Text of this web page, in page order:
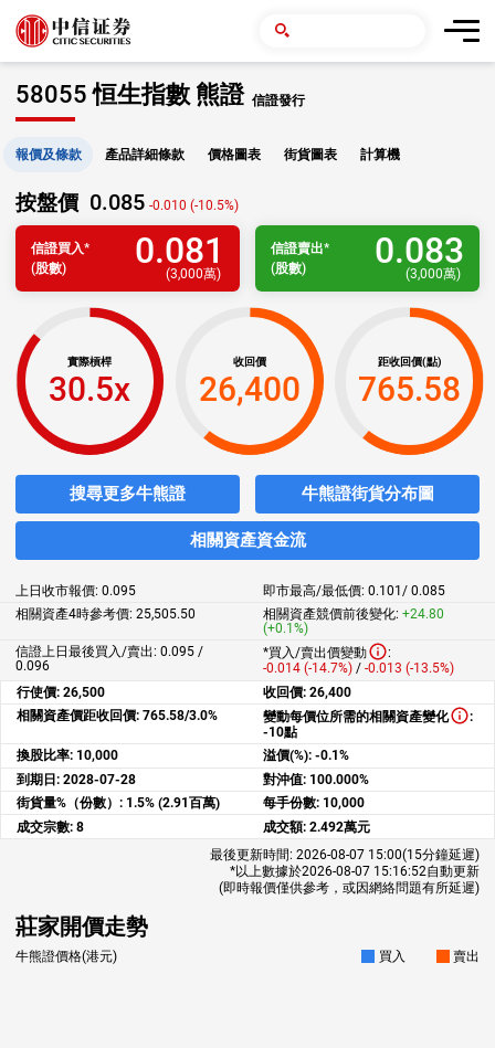
58055 恒生指數 熊證 信證發行
報價及條款 產品詳細條款 價格圖表 街貨圖表 計算機
按盤價 0.085 -0.010 (-10.5%)
信證買入*
(股數)
0.081
(3,000萬)
信證賣出*
(股數)
0.083
(3,000萬)
實際槓桿
30.5x
收回價
26,400
距收回價(點)
765.58
搜尋更多牛熊證 牛熊證街貨分布圖
相關資產資金流
上日收市報價: 0.095 即市最高/最低價: 0.101 / 0.085
相關資產4時參考價: 25,505.50 相關資產競價前後變化: +24.80
(+0.1%)
信證上日最後買入/賣出: 0.095 /
0.096
*買入/賣出價變動
:
-0.014 (-14.7%) / -0.013 (-13.5%)
行使價: 26,500 收回價: 26,400
相關資產價距收回價: 765.58/3.0% 變動每價位所需的相關資產變化
:
-10點
換股比率: 10,000 溢價(%): -0.1%
到期日: 2028-07-28 對沖值: 100.000%
街貨量%（份數）: 1.5% (2.91百萬) 每手份數: 10,000
成交宗數: 8 成交額: 2.492萬元
最後更新時間: 2026-08-07 15:00(15分鐘延遲)
*以上數據於2026-08-07 15:16:52自動更新
(即時報價僅供參考，或因網絡問題有所延遲)
莊家開價走勢
牛熊證價格(港元) 買入 賣出